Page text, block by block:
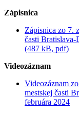
Zápisnica
Zápisnica zo 7.
časti Bratislava-
(487 kB, pdf)
Videozáznam
Videozáznam
mestskej časti
februára 2024